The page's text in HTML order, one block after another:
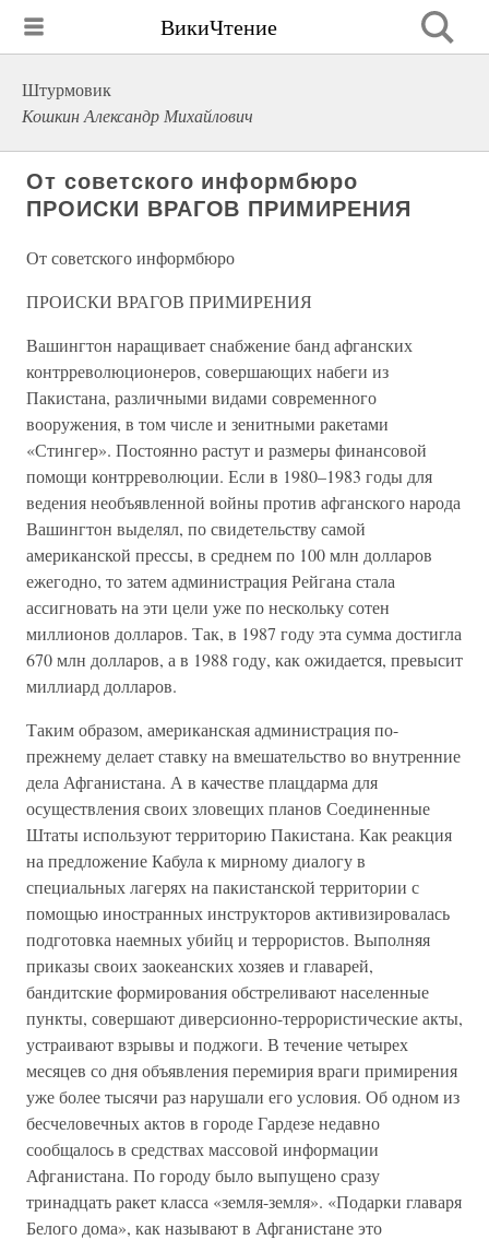
ВикиЧтение
Штурмовик
Кошкин Александр Михайлович
От советского информбюро
ПРОИСКИ ВРАГОВ ПРИМИРЕНИЯ
От советского информбюро
ПРОИСКИ ВРАГОВ ПРИМИРЕНИЯ
Вашингтон наращивает снабжение банд афганских
контрреволюционеров, совершающих набеги из
Пакистана, различными видами современного
вооружения, в том числе и зенитными ракетами
«Стингер». Постоянно растут и размеры финансовой
помощи контрреволюции. Если в 1980–1983 годы для
ведения необъявленной войны против афганского народа
Вашингтон выделял, по свидетельству самой
американской прессы, в среднем по 100 млн долларов
ежегодно, то затем администрация Рейгана стала
ассигновать на эти цели уже по нескольку сотен
миллионов долларов. Так, в 1987 году эта сумма достигла
670 млн долларов, а в 1988 году, как ожидается, превысит
миллиард долларов.
Таким образом, американская администрация по-
прежнему делает ставку на вмешательство во внутренние
дела Афганистана. А в качестве плацдарма для
осуществления своих зловещих планов Соединенные
Штаты используют территорию Пакистана. Как реакция
на предложение Кабула к мирному диалогу в
специальных лагерях на пакистанской территории с
помощью иностранных инструкторов активизировалась
подготовка наемных убийц и террористов. Выполняя
приказы своих заокеанских хозяев и главарей,
бандитские формирования обстреливают населенные
пункты, совершают диверсионно-террористические акты,
устраивают взрывы и поджоги. В течение четырех
месяцев со дня объявления перемирия враги примирения
уже более тысячи раз нарушали его условия. Об одном из
бесчеловечных актов в городе Гардезе недавно
сообщалось в средствах массовой информации
Афганистана. По городу было выпущено сразу
тринадцать ракет класса «земля-земля». «Подарки главаря
Белого дома», как называют в Афганистане это